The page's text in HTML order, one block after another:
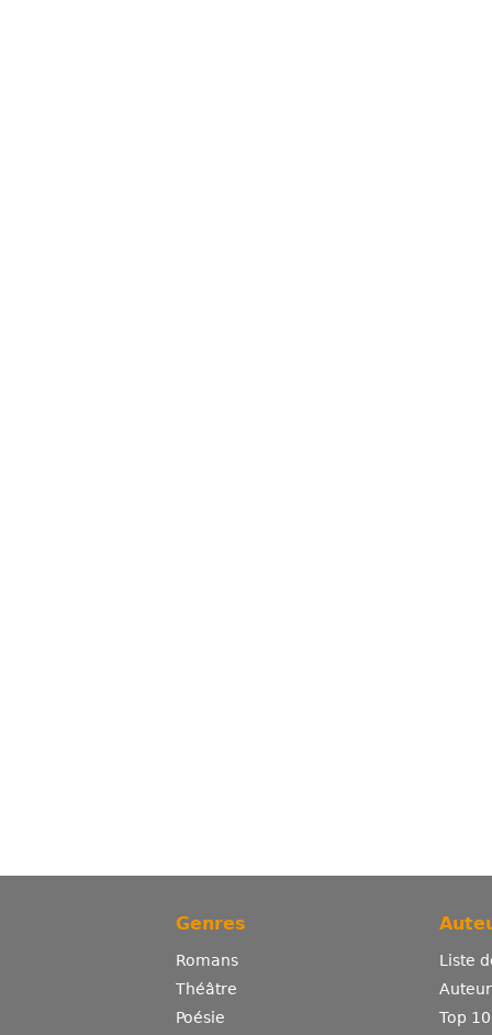
Genres
Romans
Théâtre
Poésie
Liste
Top